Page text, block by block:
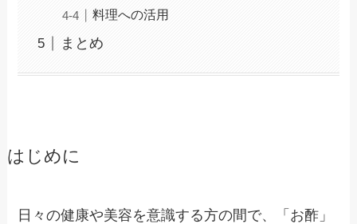
料理への活用
まとめ
はじめに
日々の健康や美容を意識する方の間で、「お酢」